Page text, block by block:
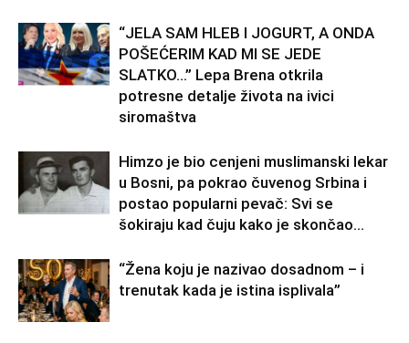
“JELA SAM HLEB I JOGURT, A ONDA
POŠEĆERIM KAD MI SE JEDE
SLATKO…” Lepa Brena otkrila
potresne detalje života na ivici
siromaštva
Himzo je bio cenjeni muslimanski lekar
u Bosni, pa pokrao čuvenog Srbina i
postao popularni pevač: Svi se
šokiraju kad čuju kako je skončao...
“Žena koju je nazivao dosadnom – i
trenutak kada je istina isplivala”